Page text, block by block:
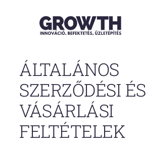
tartalomhoz
ÁLTALÁNOS
SZERZŐDÉSI ÉS
VÁSÁRLÁSI
FELTÉTELEK